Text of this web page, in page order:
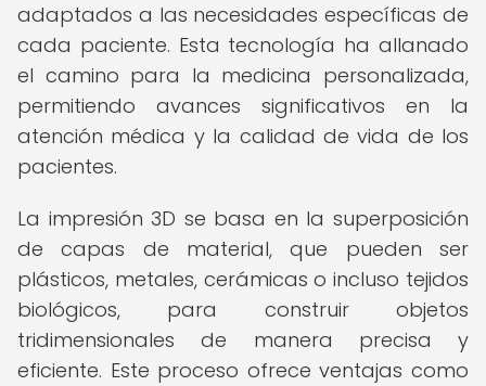
adaptados a las necesidades específicas de
cada paciente. Esta tecnología ha allanado
el camino para la medicina personalizada,
permitiendo avances significativos en la
atención médica y la calidad de vida de los
pacientes.
La impresión 3D se basa en la superposición
de capas de material, que pueden ser
plásticos, metales, cerámicas o incluso tejidos
biológicos, para construir objetos
tridimensionales de manera precisa y
eficiente. Este proceso ofrece ventajas como